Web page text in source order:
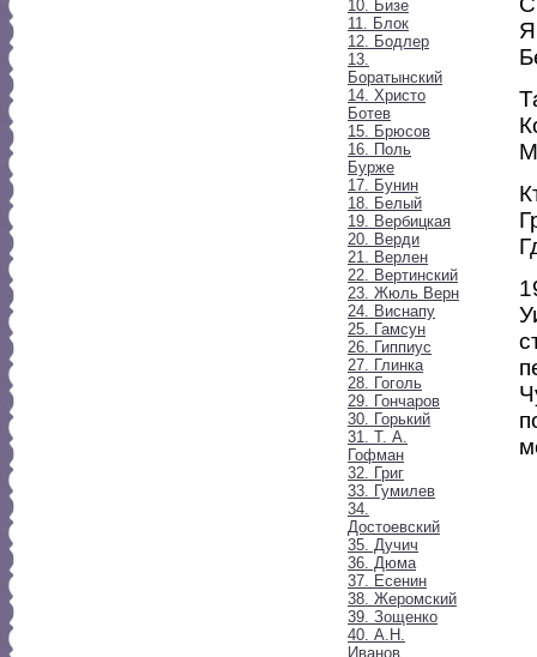
10. Бизе
11. Блок
12. Бодлер
13.
Боратынский
14. Христо
Ботев
15. Брюсов
16. Поль
Бурже
17. Бунин
18. Белый
19. Вербицкая
20. Верди
21. Верлен
22. Вертинский
23. Жюль Верн
24. Виснапу
25. Гамсун
26. Гиппиус
27. Глинка
28. Гоголь
29. Гончаров
30. Горький
31. Т. А.
Гофман
32. Григ
33. Гумилев
34.
Достоевский
35. Дучич
36. Дюма
37. Есенин
38. Жеромский
39. Зощенко
40. А.Н.
Иванов